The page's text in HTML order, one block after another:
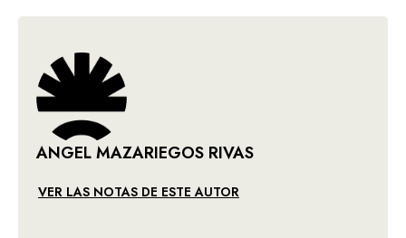
ANGEL MAZARIEGOS RIVAS
VER LAS NOTAS DE ESTE AUTOR